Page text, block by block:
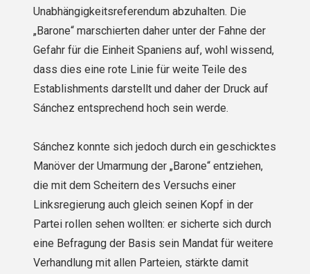
Unabhängigkeitsreferendum abzuhalten. Die
„Barone“ marschierten daher unter der Fahne der
Gefahr für die Einheit Spaniens auf, wohl wissend,
dass dies eine rote Linie für weite Teile des
Establishments darstellt und daher der Druck auf
Sánchez entsprechend hoch sein werde.
Sánchez konnte sich jedoch durch ein geschicktes
Manöver der Umarmung der „Barone“ entziehen,
die mit dem Scheitern des Versuchs einer
Linksregierung auch gleich seinen Kopf in der
Partei rollen sehen wollten: er sicherte sich durch
eine Befragung der Basis sein Mandat für weitere
Verhandlung mit allen Parteien, stärkte damit